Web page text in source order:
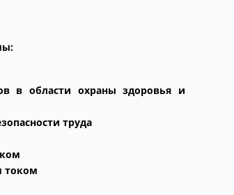
в области охраны здоровья и
труда
током